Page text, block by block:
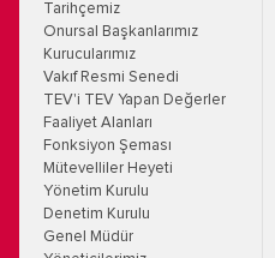
Tarihçemiz
Onursal Başkanlarımız
Kurucularımız
Vakıf Resmi Senedi
TEV'i TEV Yapan Değerler
Faaliyet Alanları
Fonksiyon Şeması
Mütevelliler Heyeti
Yönetim Kurulu
Denetim Kurulu
Genel Müdür